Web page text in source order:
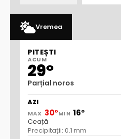
Vremea
PITEȘTI
ACUM
29°
Parțial noros
AZI
MAX 30°MIN 16°
Ceață
Precipitații: 0.1 mm